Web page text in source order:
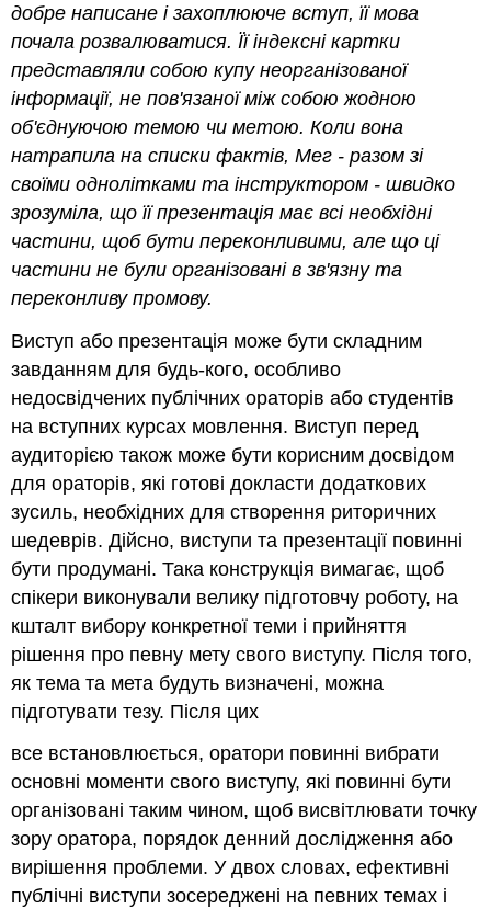
добре написане і захоплююче вступ, її мова
почала розвалюватися. Її індексні картки
представляли собою купу неорганізованої
інформації, не пов'язаної між собою жодною
об'єднуючою темою чи метою. Коли вона
натрапила на списки фактів, Мег - разом зі
своїми однолітками та інструктором - швидко
зрозуміла, що її презентація має всі необхідні
частини, щоб бути переконливими, але що ці
частини не були організовані в зв'язну та
переконливу промову.
Виступ або презентація може бути складним
завданням для будь-кого, особливо
недосвідчених публічних ораторів або студентів
на вступних курсах мовлення. Виступ перед
аудиторією також може бути корисним досвідом
для ораторів, які готові докласти додаткових
зусиль, необхідних для створення риторичних
шедеврів. Дійсно, виступи та презентації повинні
бути продумані. Така конструкція вимагає, щоб
спікери виконували велику підготовчу роботу, на
кшталт вибору конкретної теми і прийняття
рішення про певну мету свого виступу. Після того,
як тема та мета будуть визначені, можна
підготувати тезу. Після цих
все встановлюється, оратори повинні вибрати
основні моменти свого виступу, які повинні бути
організовані таким чином, щоб висвітлювати точку
зору оратора, порядок денний дослідження або
вирішення проблеми. У двох словах, ефективні
публічні виступи зосереджені на певних темах і